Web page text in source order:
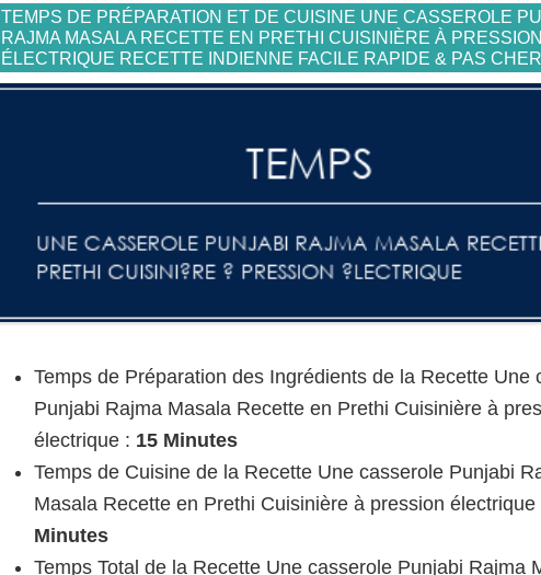
TEMPS DE PRÉPARATION ET DE CUISINE UNE CASSEROLE
RAJMA MASALA RECETTE EN PRETHI CUISINIÈRE À PRESSION
ÉLECTRIQUE RECETTE INDIENNE FACILE RAPIDE & PAS CHER
Temps de Préparation des Ingrédients de la Recette Une
Punjabi Rajma Masala Recette en Prethi Cuisinière à
électrique : 15 Minutes
Temps de Cuisine de la Recette Une casserole Punjabi
Masala Recette en Prethi Cuisinière à pression électrique
Minutes
Temps Total de la Recette Une casserole Punjabi Rajma